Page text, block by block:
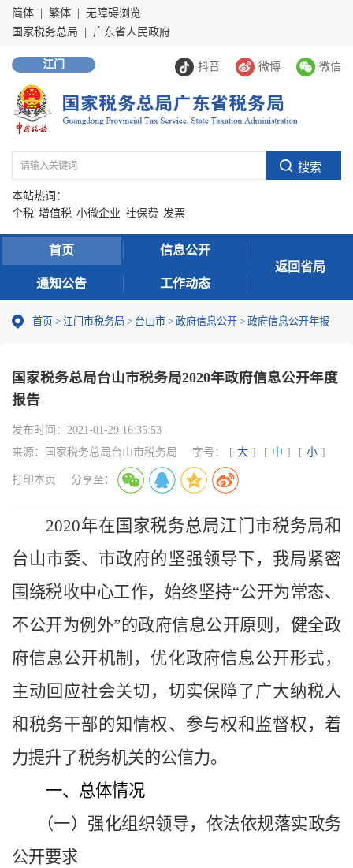
简体 繁体
无障碍浏览
国家税务总局
广东省人民政府
抖音 微博 微信
江门
本站热词：
个税 增值税 小微企业 社保费 发票
首页 信息公开
通知公告 工作动态
返回省局
首页 > 江门市税务局 > 台山市 > 政府信息公开 > 政府信息公开年报
国家税务总局台山市税务局2020年政府信息公开年度
报告
发布时间： 2021-01-29 16:35:53
来源：
国家税务总局台山市税务局 字号： [ 大 ] [ 中 ] [ 小 ]
打印本页 分享至：
2020年在国家税务总局江门市税务局和
台山市委、市政府的坚强领导下，我局紧密
围绕税收中心工作，始终坚持“公开为常态、
不公开为例外”的政府信息公开原则，健全政
府信息公开机制，优化政府信息公开形式，
主动回应社会关切，切实保障了广大纳税人
和税务干部的知情权、参与权和监督权，着
力提升了税务机关的公信力。
一、总体情况
（一）强化组织领导，依法依规落实政务
公开要求